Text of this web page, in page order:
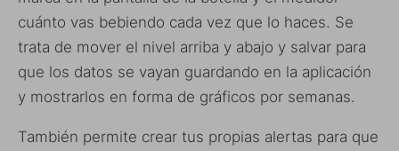
cuánto vas bebiendo cada vez que lo haces. Se
trata de mover el nivel arriba y abajo y salvar para
que los datos se vayan guardando en la aplicación
y mostrarlos en forma de gráficos por semanas.
También permite crear tus propias alertas para que